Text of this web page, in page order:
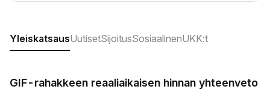
YleiskatsausUutisetSijoitusSosiaalinenUKK:t
GIF-rahakkeen reaaliaikaisen hinnan yhteenveto